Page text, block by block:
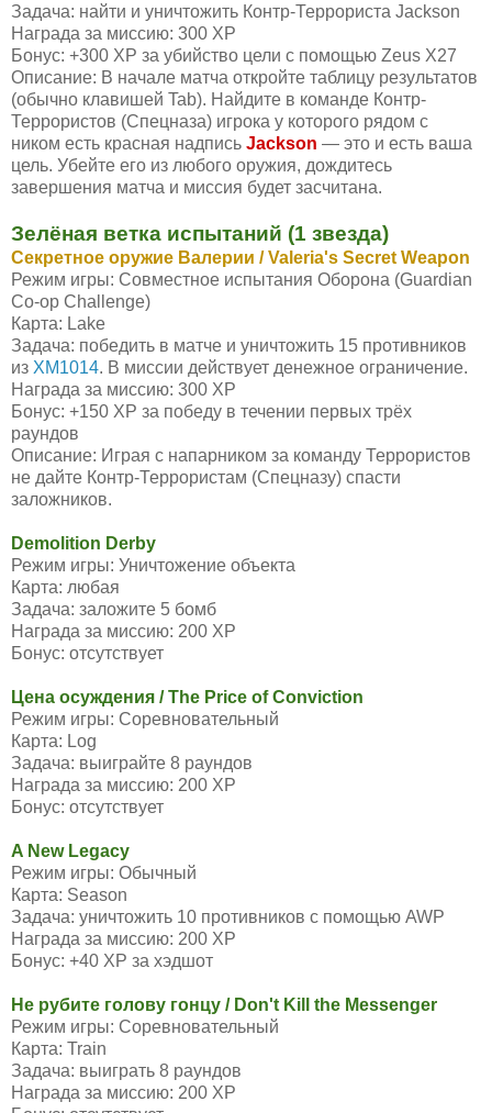
Задача: найти и уничтожить Контр-Террориста Jackson
Награда за миссию: 300 XP
Бонус: +300 XP за убийство цели с помощью Zeus X27
Описание: В начале матча откройте таблицу результатов
(обычно клавишей Tab). Найдите в команде Контр-
Террористов (Спецназа) игрока у которого рядом с
ником есть красная надпись Jackson — это и есть ваша
цель. Убейте его из любого оружия, дождитесь
завершения матча и миссия будет засчитана.
Зелёная ветка испытаний (1 звезда)
Секретное оружие Валерии / Valeria's Secret Weapon
Режим игры: Совместное испытания Оборона (Guardian
Co-op Challenge)
Карта: Lake
Задача: победить в матче и уничтожить 15 противников
из XM1014. В миссии действует денежное ограничение.
Награда за миссию: 300 XP
Бонус: +150 XP за победу в течении первых трёх
раундов
Описание: Играя с напарником за команду Террористов
не дайте Контр-Террористам (Спецназу) спасти
заложников.
Demolition Derby
Режим игры: Уничтожение объекта
Карта: любая
Задача: заложите 5 бомб
Награда за миссию: 200 XP
Бонус: отсутствует
Цена осуждения / The Price of Conviction
Режим игры: Соревновательный
Карта: Log
Задача: выиграйте 8 раундов
Награда за миссию: 200 XP
Бонус: отсутствует
A New Legacy
Режим игры: Обычный
Карта: Season
Задача: уничтожить 10 противников с помощью AWP
Награда за миссию: 200 XP
Бонус: +40 XP за хэдшот
Не рубите голову гонцу / Don't Kill the Messenger
Режим игры: Соревновательный
Карта: Train
Задача: выиграть 8 раундов
Награда за миссию: 200 XP